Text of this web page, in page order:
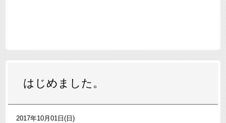
はじめました。
2017年10月01日(日)